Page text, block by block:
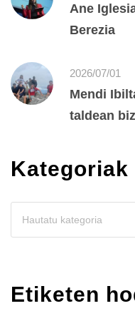
Ane
Berezia
2026/07/01
Mendi
taldean
Kategoriak
Etiketen